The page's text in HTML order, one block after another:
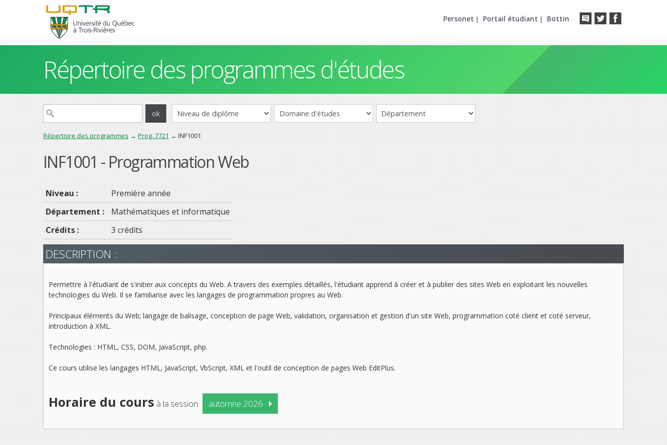
Personet | Portail étudiant | Bottin
Répertoire des programmes d'études
Répertoire des programmes → Prog. 7721 → INF1001
INF1001 - Programmation Web
Niveau :
Première année
Département :
Mathématiques et informatique
Crédits :
3 crédits
DESCRIPTION :
Permettre à l'étudiant de s'initier aux concepts du Web. A travers des exemples détaillés, l'étudiant apprend à créer et à publier des sites Web en exploitant les nouvelles
technologies du Web. Il se familiarise avec les langages de programmation propres au Web.
Principaux éléments du Web; langage de balisage, conception de page Web, validation, organisation et gestion d'un site Web, programmation coté client et coté serveur,
introduction à XML.
Technologies : HTML, CSS, DOM, JavaScript, php.
Ce cours utilise les langages HTML, JavaScript, VbScript, XML et l'outil de conception de pages Web EditPlus.
Horaire du cours à la session automne 2026